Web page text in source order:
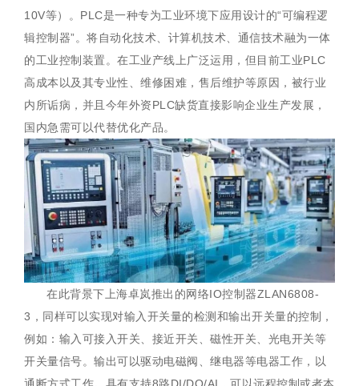
10V等）。PLC是一种专为工业环境下应用设计的“可编程逻
辑控制器”。将自动化技术、计算机技术、通信技术融为一体
的工业控制装置。在工业产线上广泛运用，但目前工业PLC
高成本以及其专业性、维修困难，售后维护等原因，被行业
内所诟病，并且今年外资PLC缺货直接影响企业生产发展，
国内急需可以代替优化产品。
在此背景下上海卓岚推出的网络IO控制器ZLAN6808-
3，同样可以实现对输入开关量的检测和输出开关量的控制，
例如：输入可接入开关、接近开关、磁性开关、光电开关等
开关量信号。输出可以驱动电磁阀、继电器等电器工作，以